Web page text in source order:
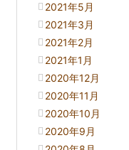
2021年5月
2021年3月
2021年2月
2021年1月
2020年12月
2020年11月
2020年10月
2020年9月